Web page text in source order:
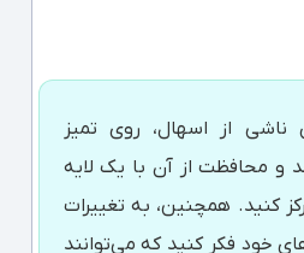
ناشی از اسهال، روی تمیز
و محافظت از آن با یک لایه
کنید. همچنین، به تغییرات
خود فکر کنید که می‌توانند